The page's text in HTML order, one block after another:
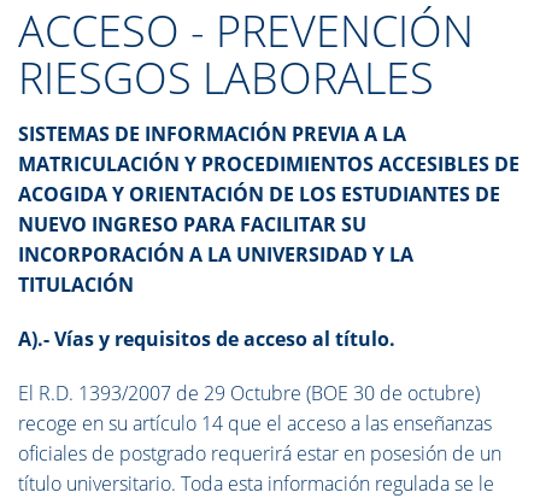
ACCESO - PREVENCIÓN
RIESGOS LABORALES
SISTEMAS DE INFORMACIÓN PREVIA A LA
MATRICULACIÓN Y PROCEDIMIENTOS ACCESIBLES DE
ACOGIDA Y ORIENTACIÓN DE LOS ESTUDIANTES DE
NUEVO INGRESO PARA FACILITAR SU
INCORPORACIÓN A LA UNIVERSIDAD Y LA
TITULACIÓN
A).- Vías y requisitos de acceso al título.
El R.D. 1393/2007 de 29 Octubre (BOE 30 de octubre)
recoge en su artículo 14 que el acceso a las enseñanzas
oficiales de postgrado requerirá estar en posesión de un
título universitario. Toda esta información regulada se le